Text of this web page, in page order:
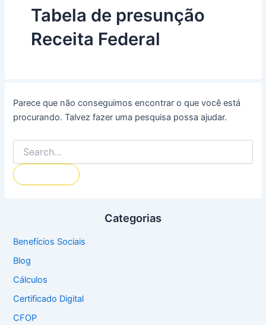
Tabela de presunção
Receita Federal
Parece que não conseguimos encontrar o que você está
procurando. Talvez fazer uma pesquisa possa ajudar.
Categorias
Benefícios Sociais
Blog
Cálculos
Certificado Digital
CFOP